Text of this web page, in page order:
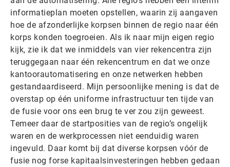
informatieplan moeten opstellen, waarin zij aangaven
hoe de afzonderlijke korpsen binnen de regio naar één
korps konden toegroeien. Als ik naar mijn eigen regio
kijk, zie ik dat we inmiddels van vier rekencentra zijn
teruggegaan naar één rekencentrum en dat we onze
kantoorautomatisering en onze netwerken hebben
gestandaardiseerd. Mijn persoonlijke mening is dat de
overstap op één uniforme infrastructuur ten tijde van
de fusie voor ons een brug te ver zou zijn geweest.
Temeer daar de startposities van de regio’s ongelijk
waren en de werkprocessen niet eenduidig waren
ingevuld. Daar komt bij dat diverse korpsen vóór de
fusie nog forse kapitaalsinvesteringen hebben gedaan